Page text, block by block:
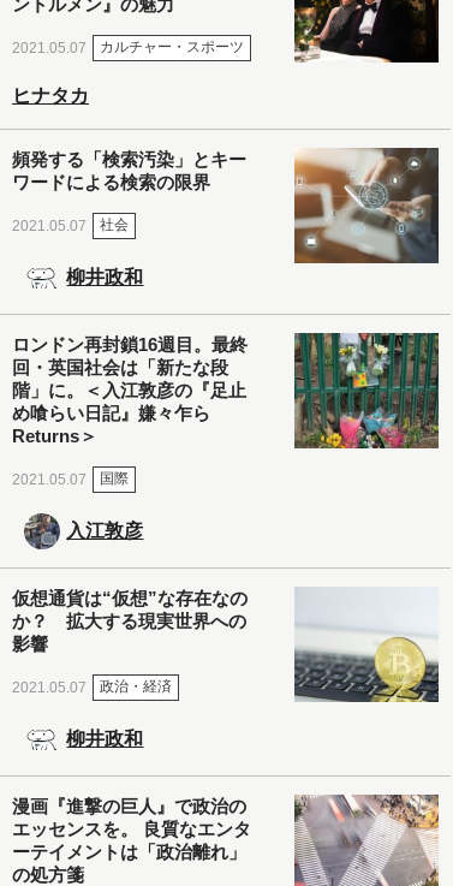
2021.05.07 カルチャー・スポーツ
ヒナタカ
頻発する「検索汚染」とキー
ワードによる検索の限界
2021.05.07 社会
柳井政和
ロンドン再封鎖16週目。最終
回・英国社会は「新たな段
階」に。＜入江敦彦の『足止
め喰らい日記』嫌々乍ら
Returns＞
2021.05.07 国際
入江敦彦
仮想通貨は“仮想”な存在なの
か？ 拡大する現実世界への
影響
2021.05.07 政治・経済
柳井政和
漫画『進撃の巨人』で政治の
エッセンスを。 良質なエンタ
ーテイメントは「政治離れ」
の処方箋